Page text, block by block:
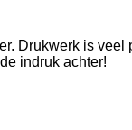
Drukwerk is veel
indruk achter!